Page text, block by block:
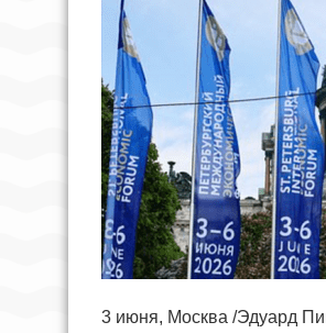
3 июня, Москва /Эдуард